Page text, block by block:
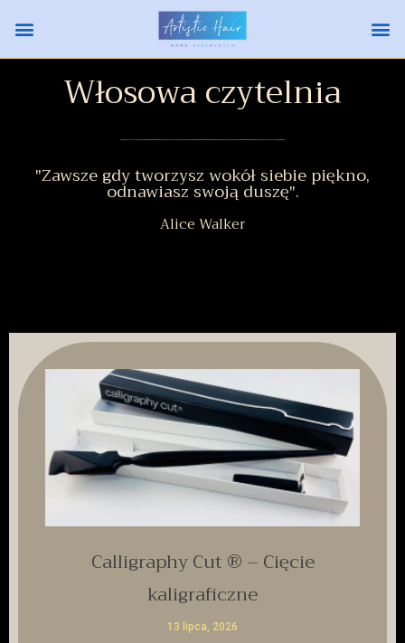
Włosowa czytelnia
"Zawsze gdy tworzysz wokół siebie piękno,
odnawiasz swoją duszę".
Alice Walker
Calligraphy Cut ® – Cięcie
kaligraficzne
13 lipca, 2026